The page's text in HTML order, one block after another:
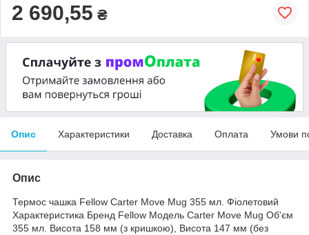
2 690,55 ₴
Опис Характеристики Доставка Оплата Умови
Опис
Термос чашка Fellow Carter Move Mug 355 мл. Фіолетовий
Характеристика Бренд Fellow Модель Carter Move Mug Об'єм
355 мл. Висота 158 мм (з кришкою), Висота 147 мм (без